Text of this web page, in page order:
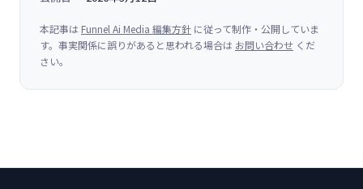
本記事は Funnel Ai Media 編集方針 に従って制作・公開していま
す。事実関係に誤りがあると思われる場合は お問い合わせ くだ
さい。